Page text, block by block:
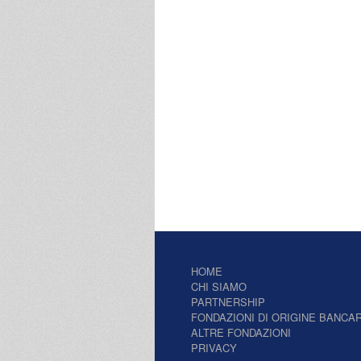
HOME
CHI SIAMO
PARTNERSHIP
FONDAZIONI DI ORIGINE
ALTRE FONDAZIONI
PRIVACY